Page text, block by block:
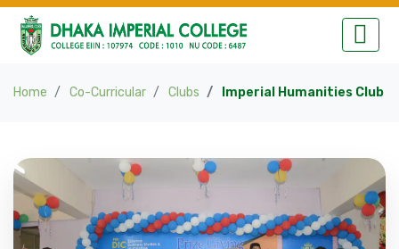
Home Co-Curricular Clubs Imperial Humanities Club